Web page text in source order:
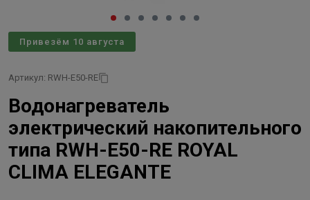
Привезём 10 августа
Артикул: RWH-E50-RE
Водонагреватель
электрический накопительного
типа RWH-E50-RE ROYAL
CLIMA ELEGANTE